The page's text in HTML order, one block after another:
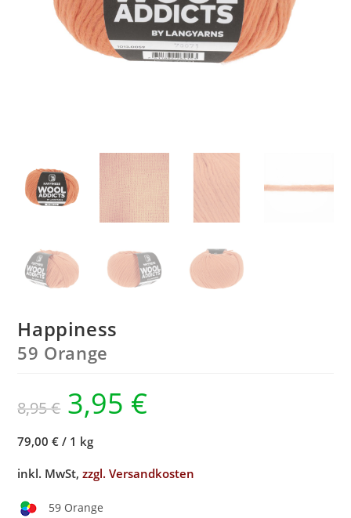
Happiness
59 Orange
8,95€ 3,95 €
79,00 € / 1 kg
inkl. MwSt,zzgl. Versandkosten
59 Orange